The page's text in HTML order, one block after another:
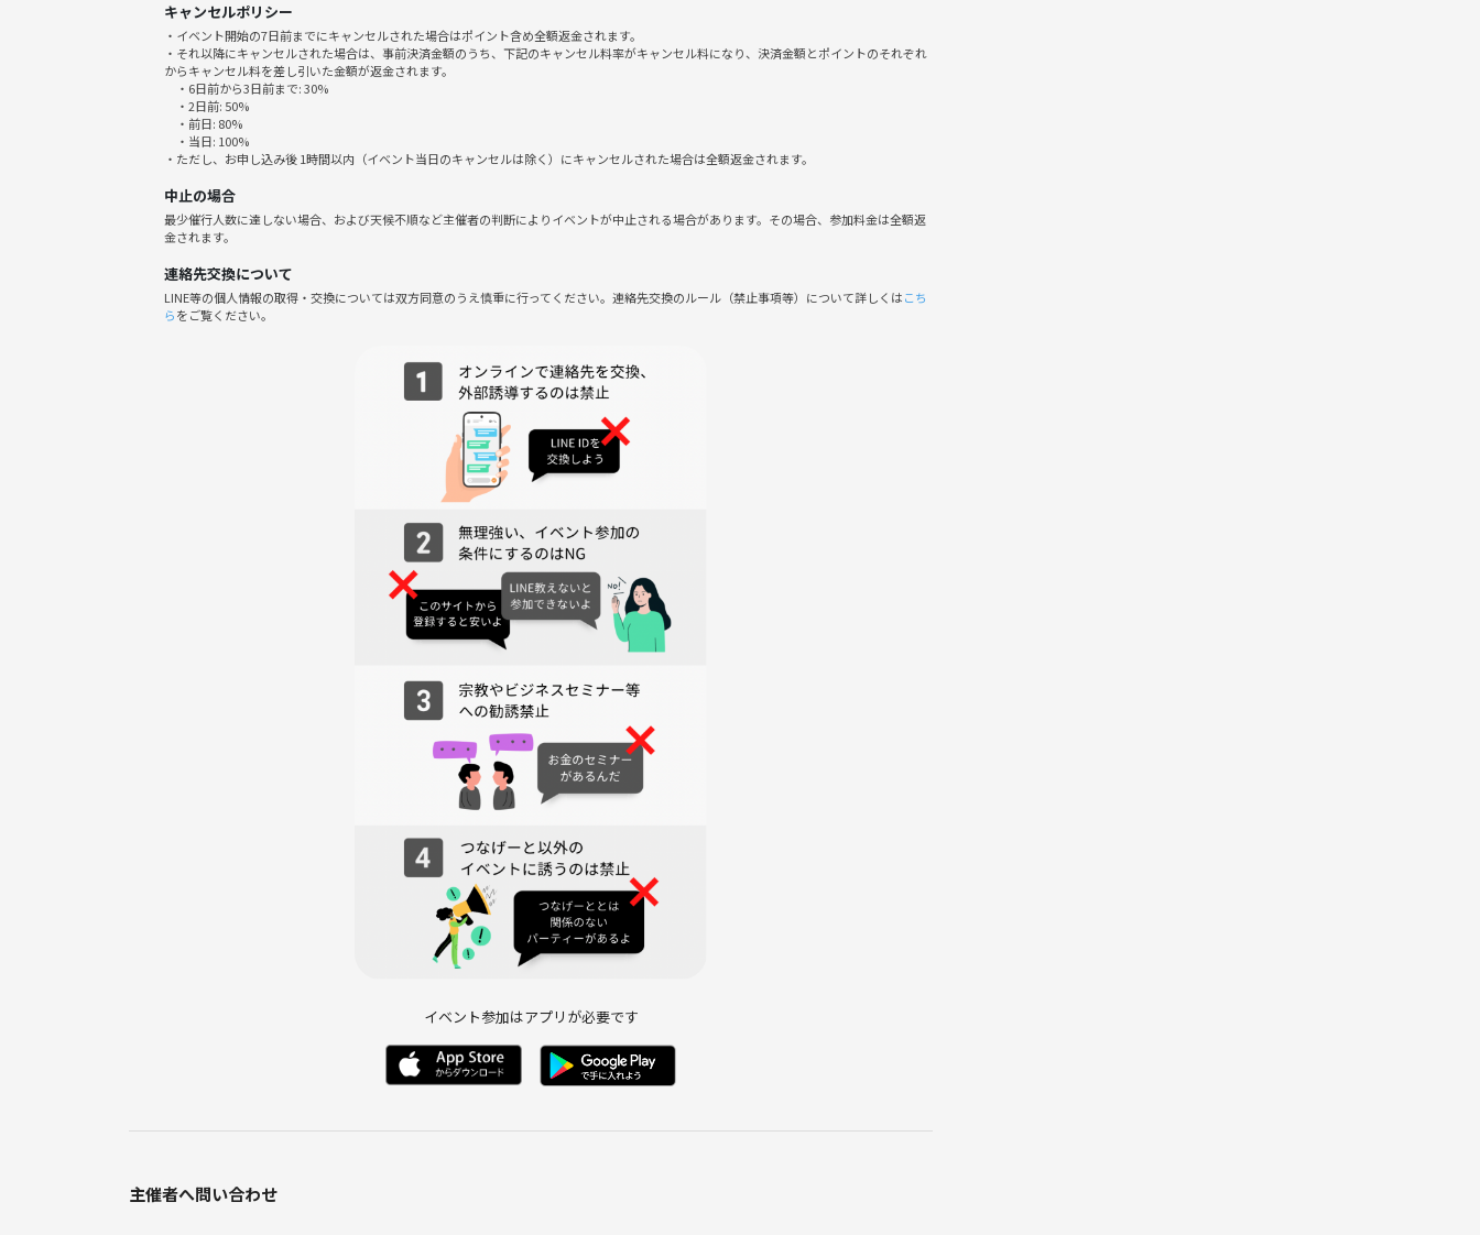
✅ AI活用の学習
など、ジャンルや職種を問わずご参加いただけます。
また、作業だけでなく、他の参加者との交流や情報交換を通じて、新しい知見や刺激を得る場になればと思っていま
━━━━━━━━━━━━━━
🏢 開催場所
オンライン（バーチャルオフィス）
⚠️ 禁止事項
参加者の皆さまが安心して交流できる場づくりのため、以下の行為は禁止とさせていただきます。
キャンセルポリシー
・イベント開始の7日前までにキャンセルされた場合はポイント含め全額返金されます。
・それ以降にキャンセルされた場合は、事前決済金額のうち、下記のキャンセル料率がキャンセル料になり、決済金額とポイントのそれぞれ
からキャンセル料を差し引いた金額が返金されます。
・6日前から3日前まで: 30%
・2日前: 50%
・前日: 80%
・当日: 100%
・ただし、お申し込み後 1時間以内（イベント当日のキャンセルは除く）にキャンセルされた場合は全額返金されます。
中止の場合
最少催行人数に達しない場合、および天候不順など主催者の判断によりイベントが中止される場合があります。その場合、参加料金は全額返
金されます。
連絡先交換について
LINE等の個人情報の取得・交換については双方同意のうえ慎重に行ってください。連絡先交換のルール（禁止事項等）について詳しくはこち
らをご覧ください。
イベント参加はアプリが必要です
主催者へ問い合わせ